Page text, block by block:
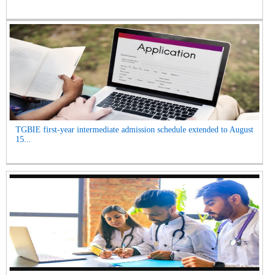
TGBIE first-year intermediate admission schedule extended to August
15...